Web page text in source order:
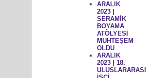
ARALIK
2023 |
SERAMİK
BOYAMA
ATÖLYESİ
MUHTEŞEM
OLDU
ARALIK
2023 | 18.
ULUSLARARASI